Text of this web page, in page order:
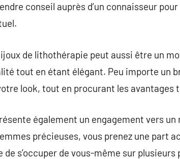
conseil auprès d’un connaisseur
de lithothérapie peut aussi être un
tout en étant élégant. Peu importe un
look, tout en procurant les avantages
également un engagement vers un
précieuses, vous prenez une part
s’occuper de vous-même sur plusieurs